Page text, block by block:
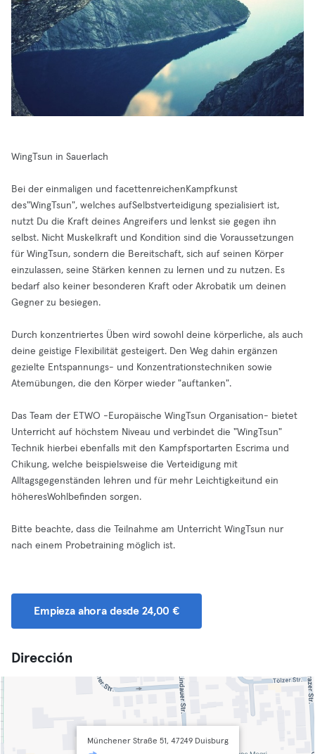
WingTsun in Sauerlach
Bei der einmaligen und facettenreichenKampfkunst
des"WingTsun", welches aufSelbstverteidigung spezialisiert ist,
nutzt Du die Kraft deines Angreifers und lenkst sie gegen ihn
selbst. Nicht Muskelkraft und Kondition sind die Voraussetzungen
für WingTsun, sondern die Bereitschaft, sich auf seinen Körper
einzulassen, seine Stärken kennen zu lernen und zu nutzen. Es
bedarf also keiner besonderen Kraft oder Akrobatik um deinen
Gegner zu besiegen.
Durch konzentriertes Üben wird sowohl deine körperliche, als auch
deine geistige Flexibilität gesteigert. Den Weg dahin ergänzen
gezielte Entspannungs- und Konzentrationstechniken sowie
Atemübungen, die den Körper wieder "auftanken".
Das Team der ETWO -Europäische WingTsun Organisation- bietet
Unterricht auf höchstem Niveau und verbindet die "WingTsun"
Technik hierbei ebenfalls mit den Kampfsportarten Escrima und
Chikung, welche beispielsweise die Verteidigung mit
Alltagsgegenständen lehren und für mehr Leichtigkeitund ein
höheresWohlbefinden sorgen.
Bitte beachte, dass die Teilnahme am Unterricht WingTsun nur
nach einem Probetraining möglich ist.
Empieza ahora desde 24,00 €
Dirección
Münchener Straße 51, 47249 Duisburg